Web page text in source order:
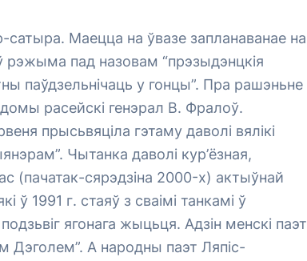
сатыра. Маецца на ўвазе запланаванае на
рэжыма пад назовам “прэзыдэнцкія
паўдзельнічаць у гонцы”. Пра рашэньне
расейскі генэрал В. Фралоў.
прысьвяціла гэтаму даволі вялікі
Чытанка даволі кур’ёзная,
(пачатак-сярэдзіна 2000-х) актыўнай
ў 1991 г. стаяў з сваімі танкамі ў
ягонага жыцьця. Адзін менскі паэт
Дэголем”. А народны паэт Ляпіс-